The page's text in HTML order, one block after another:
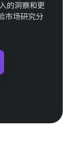
的洞察和更
市场研究分